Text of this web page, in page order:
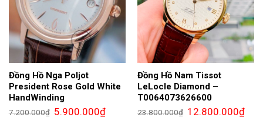
Đồng Hồ Nga Poljot
President Rose Gold White
HandWinding
7.200.000₫ Giá
gốc
5.900.000₫Giá
hiện
Đồng Hồ Nam Tissot
LeLocle Diamond –
T0064073626600
23.800.000₫ Giá
gốc
12.800.000₫Giá
hiện